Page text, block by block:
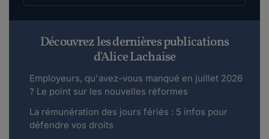
Découvrez les dernières publications
d'Alice Lachaise
Employeurs, qu'avez-vous manqué en juillet 2026
? Le point sur les nouvelles réformes
La rémunération des jours fériés : 5 infos pour
défendre vos droits